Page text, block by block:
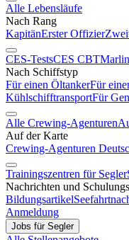
Alle Lebensläufe
Nach Rang
KapitänErster Offizier
CES-TestsCES CBT
Nach Schiffstyp
Für einen ÖltankerFür
KühlschifftransportFür
Alle Crewing-Agenturen
Auf der Karte
Crewing-Agenturen
Trainingszentren für Segler
Nachrichten und
Bildungsartikel
Anmeldung
Jobs für Segler